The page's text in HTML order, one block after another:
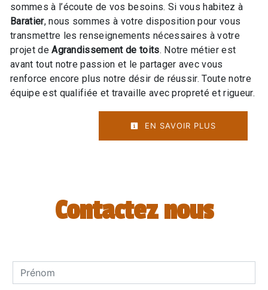
sommes à l’écoute de vos besoins. Si vous habitez à
Baratier, nous sommes à votre disposition pour vous
transmettre les renseignements nécessaires à votre
projet deAgrandissement de toits. Notre métier est
avant tout notre passion et le partager avec vous
renforce encore plus notre désir de réussir. Toute notre
équipe est qualifiée et travaille avec propreté et rigueur.
EN SAVOIR PLUS
Contactez nous